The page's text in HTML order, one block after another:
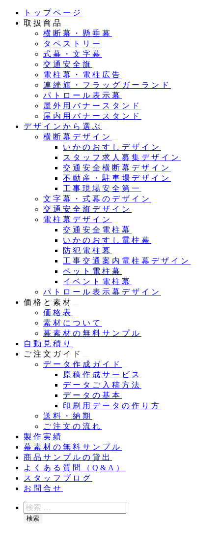
トップページ
取扱商品
横断幕・懸垂幕
タペストリー
式幕・文字幕
交通安全旗
電柱幕・電柱広告
連続旗・フラッグガーランド
パトロール表示幕
屋外用バナースタンド
屋内用バナースタンド
デザインから選ぶ
横断幕デザイン
いかのおすしデザイン
スタッフ求人募集デザイン
交通安全横断幕デザイン
不動産・駐車場デザイン
工事現場安全第一
文字幕・式幕のデザイン
交通安全旗デザイン
電柱幕デザイン
交通安全電柱幕
いかのおすし電柱幕
防犯電柱幕
工事交通案内電柱幕デザイン
ペット電柱幕
イベント電柱幕
パトロール表示幕デザイン
価格と素材
価格表
素材について
幕素材の無料サンプル
自動見積り
ご注文ガイド
データ作成ガイド
原稿作成サービス
データご入稿方法
データの基本
印刷用データの作り方
送料・納期
ご注文の流れ
製作実績
幕素材の無料サンプル
商品サンプルの貸出
よくある質問（Q&A）
スタッフブログ
お問合せ
検
索
検索